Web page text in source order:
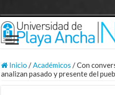
Inicio /Académicos /Con
analizan pasado y presente del